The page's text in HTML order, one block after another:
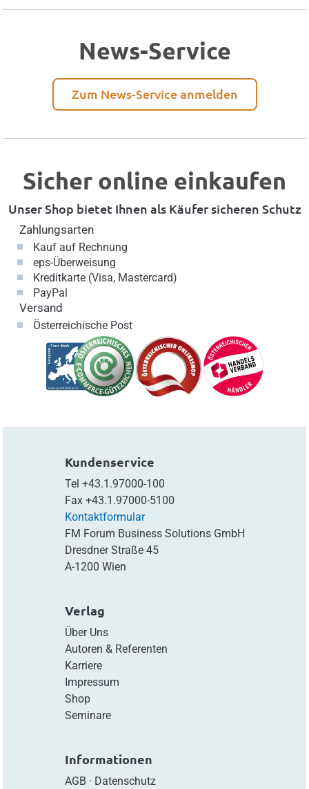
News-Service
Zum News-Service anmelden
Sicher online einkaufen
Unser Shop bietet Ihnen als Käufer sicheren Schutz
Zahlungsarten
Kauf auf Rechnung
eps-Überweisung
Kreditkarte (Visa, Mastercard)
PayPal
Versand
Österreichische Post
Kundenservice
Tel +43.1.97000-100
Fax +43.1.97000-5100
Kontaktformular
FM Forum Business Solutions GmbH
Dresdner Straße 45
A-1200 Wien
Verlag
Über Uns
Autoren & Referenten
Karriere
Impressum
Shop
Seminare
Informationen
AGB · Datenschutz